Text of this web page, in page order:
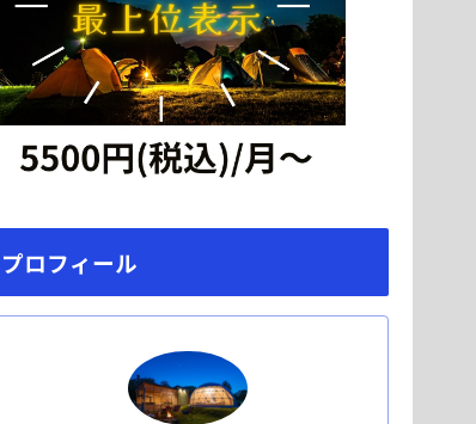
プロフィール